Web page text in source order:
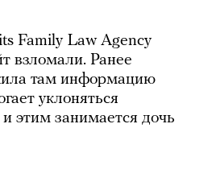
Family Law Agency
взломали. Ранее
там информацию
уклоняться
этим занимается дочь